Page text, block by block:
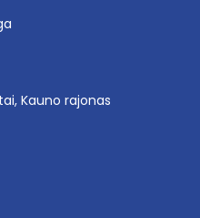
Kauno rajonas